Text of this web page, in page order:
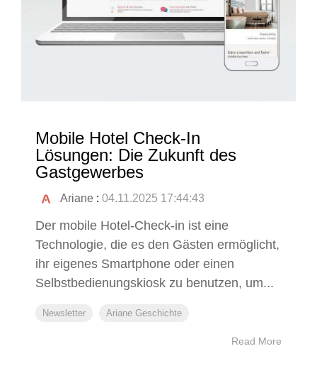
Mobile Hotel Check-In
Lösungen: Die Zukunft des
Gastgewerbes
Ariane : 04.11.2025 17:44:43
Der mobile Hotel-Check-in ist eine
Technologie, die es den Gästen ermöglicht,
ihr eigenes Smartphone oder einen
Selbstbedienungskiosk zu benutzen, um...
Newsletter Ariane Geschichte
Read More